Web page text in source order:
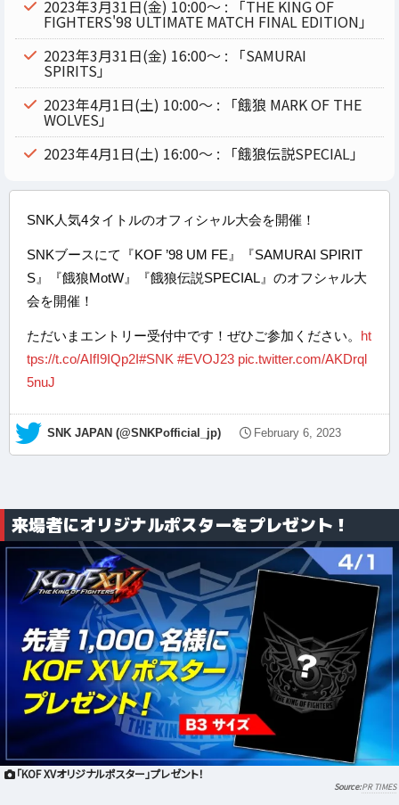
2023年3月31日(金) 10:00～ : 「THE KING OF
FIGHTERS'98 ULTIMATE MATCH FINAL EDITION」
2023年3月31日(金) 16:00～ : 「SAMURAI
SPIRITS」
2023年4月1日(土) 10:00～ : 「餓狼 MARK OF THE
WOLVES」
2023年4月1日(土) 16:00～ : 「餓狼伝説SPECIAL」
SNK人気4タイトルのオフィシャル大会を開催！
SNKブースにて『KOF ’98 UM FE』『SAMURAI SPIRIT
S』『餓狼MotW』『餓狼伝説SPECIAL』のオフシャル大
会を開催！
ただいまエントリー受付中です！ぜひご参加ください。 ht
tps://t.co/AIfI9IQp2I#SNK #EVOJ23 pic.twitter.com/AKDrql
5nuJ
— SNK JAPAN (@SNKPofficial_jp) February 6, 2023
来場者にオリジナルポスターをプレゼント！
「KOF XVオリジナルポスター」プレゼント！
PR TIMES